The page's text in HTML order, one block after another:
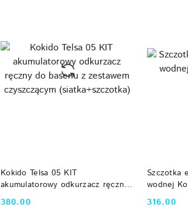
Kokido Telsa 05 KIT
akumulatorowy odkurzacz ręczny
do basenu z zestawem
380.00
DO KOSZYKA
Szczotka
wodnej
316.00